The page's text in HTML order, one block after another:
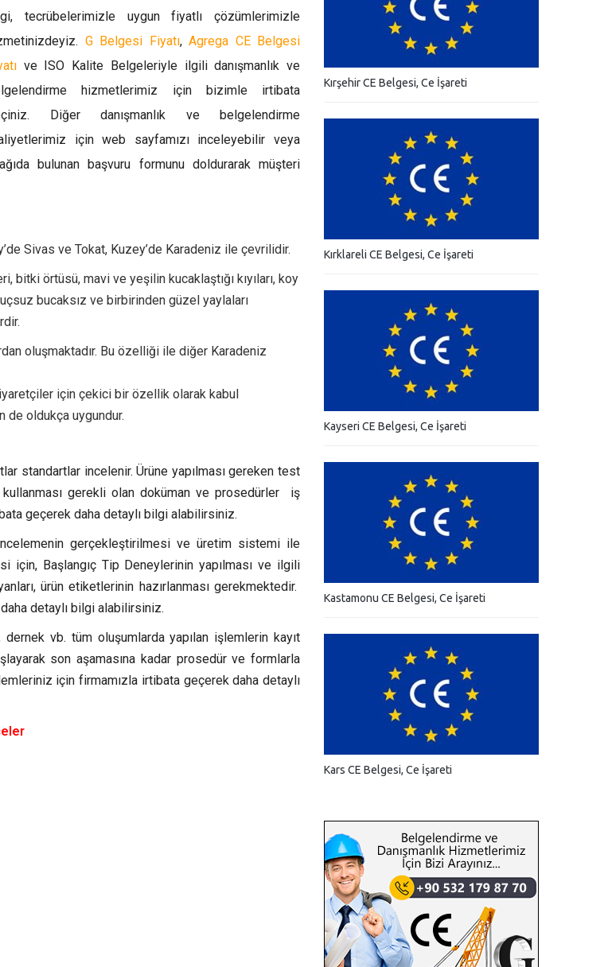
tecrübelerimizle uygun fiyatlı çözümlerimizle
G Belgesi Fiyatı, Agrega CE Belgesi
ve ISO Kalite Belgeleriyle ilgili danışmanlık ve
hizmetlerimiz için bizimle irtibata
Diğer danışmanlık ve belgelendirme
için web sayfamızı inceleyebilir veya
bulunan başvuru formunu doldurarak müşteri
Sivas ve Tokat, Kuzey’de Karadeniz ile çevrilidir.
örtüsü, mavi ve yeşilin kucaklaştığı kıyıları, koy
bucaksız ve birbirinden güzel yaylaları
oluşmaktadır. Bu özelliği ile diğer Karadeniz
için çekici bir özellik olarak kabul
de oldukça uygundur.
standartlar incelenir. Ürüne yapılması gereken test
gerekli olan doküman ve prosedürler iş
geçerek daha detaylı bilgi alabilirsiniz.
gerçekleştirilmesi ve üretim sistemi ile
için, Başlangıç Tip Deneylerinin yapılması ve ilgili
ürün etiketlerinin hazırlanması gerekmektedir.
detaylı bilgi alabilirsiniz.
dernek vb. tüm oluşumlarda yapılan işlemlerin kayıt
son aşamasına kadar prosedür ve formlarla
için firmamızla irtibata geçerek daha detaylı
Kırşehir CE Belgesi, Ce İşareti
Kırklareli CE Belgesi, Ce İşareti
Kayseri CE Belgesi, Ce İşareti
Kastamonu CE Belgesi, Ce İşareti
Kars CE Belgesi, Ce İşareti